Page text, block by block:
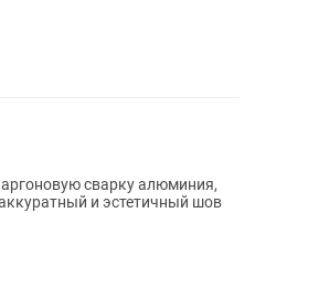
и эстетичный шов